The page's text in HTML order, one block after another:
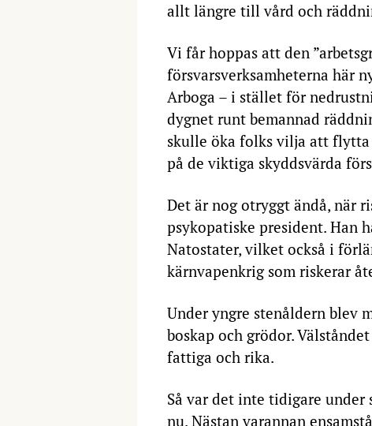
allt längre till vård och
Vi får hoppas att den
försvarsverksamheterna här
Arboga – i stället för
dygnet runt bemannad
skulle öka folks vilja att
på de viktiga skyddsvärda
Det är nog otryggt ändå, när
psykopatiske president. Han
Natostater, vilket också i
kärnvapenkrig som riskerar
Under yngre stenåldern blev
boskap och grödor.
fattiga och rika.
Så var det inte tidigare under
nu. Nästan varannan